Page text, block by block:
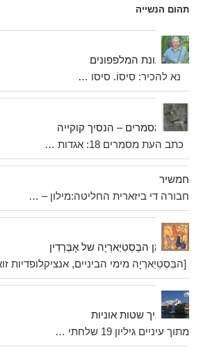
תהום הנשייה
עונת המלפפונים
נא להכיר: סִיסוֹ. סיסו …
מסמרים – הנסיך קוקייה
כתב העת מסמרים 18: אגדות …
חמשיר
חבורה די ביזארית החליטה:מילון – …
מן הבֶּסְטִיַארְיָה של אָבֶּרְדִין
[הבֵּסְטִיַארְיָה מימי הביניים, אנציקלופדיות
איך שטות אוניות
מתוך עיניים גיליון 19 שלחתי …